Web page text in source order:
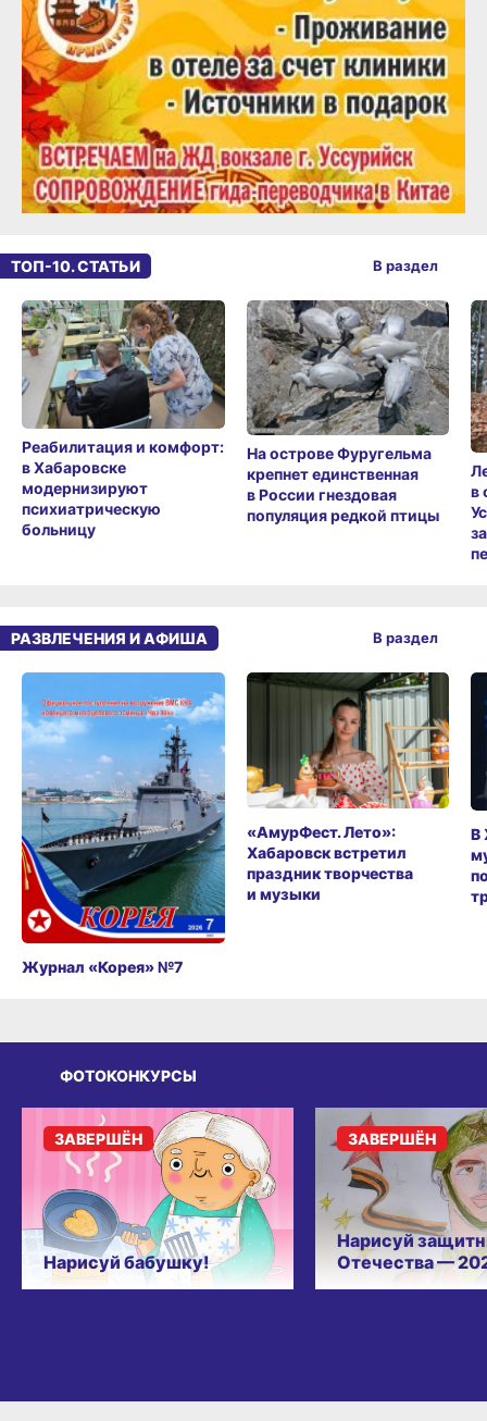
ТОП-10. СТАТЬИ
Реабилитация и комфорт:
в Хабаровске
модернизируют
психиатрическую
больницу
На острове Фуругельма
крепнет единственная
в России гнездовая
популяция редкой птицы
в
В раздел
РАЗВЛЕЧЕНИЯ И АФИША
Журнал «Корея» №7
«АмурФест. Лето»:
Хабаровск встретил
праздник творчества
и музыки
В
В раздел
ФОТОКОНКУРСЫ
Нарисуй бабушку!
ЗАВЕРШЁН
Нарисуй
Отечества —
ЗАВЕРШЁН